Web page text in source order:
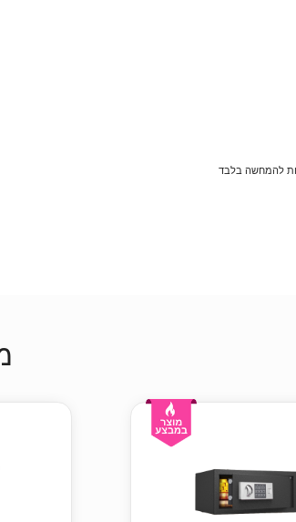
להמחשה בלבד